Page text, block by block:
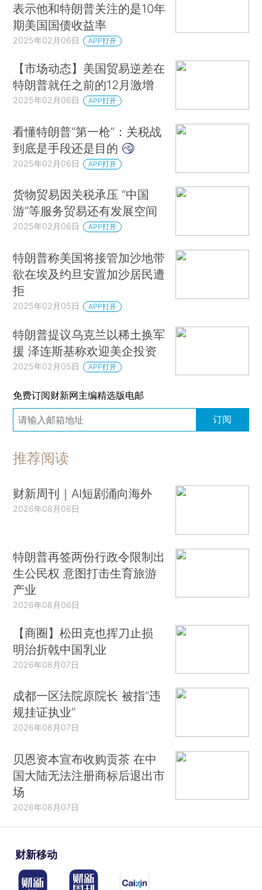
表示他和特朗普关注的是10年
期美国国债收益率
2025年02月06日 APP打开
【市场动态】美国贸易逆差在
特朗普就任之前的12月激增
2025年02月06日 APP打开
看懂特朗普“第一枪”：关税战
到底是手段还是目的
2025年02月06日 APP打开
货物贸易因关税承压 “中国
游”等服务贸易还有发展空间
2025年02月06日 APP打开
特朗普称美国将接管加沙地带
欲在埃及约旦安置加沙居民遭
拒
2025年02月05日 APP打开
特朗普提议乌克兰以稀土换军
援 泽连斯基称欢迎美企投资
2025年02月05日 APP打开
免费订阅财新网主编精选版电邮
订阅
推荐阅读
财新周刊｜AI短剧涌向海外
2026年08月06日
特朗普再签两份行政令限制出
生公民权 意图打击生育旅游
产业
2026年08月06日
【商圈】松田克也挥刀止损
明治折戟中国乳业
2026年08月07日
成都一区法院原院长 被指“违
规挂证执业”
2026年08月07日
贝恩资本宣布收购贡茶 在中
国大陆无法注册商标后退出市
场
2026年08月07日
财新移动